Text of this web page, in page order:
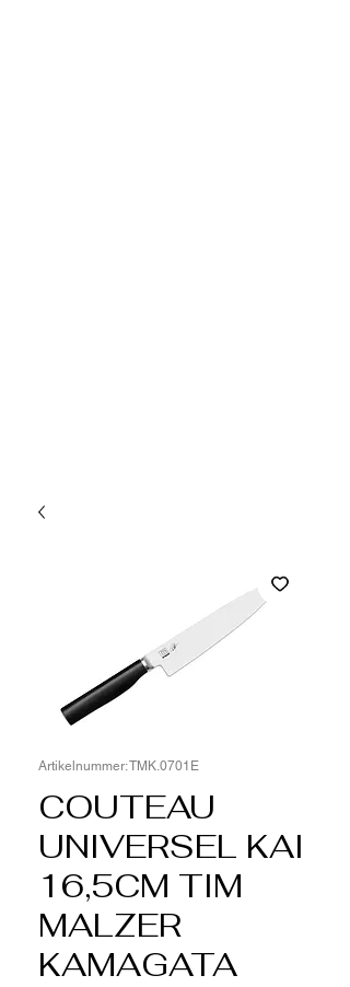
Artikelnummer: TMK.0701E
COUTEAU
UNIVERSEL KAI
16,5CM TIM
MALZER
KAMAGATA